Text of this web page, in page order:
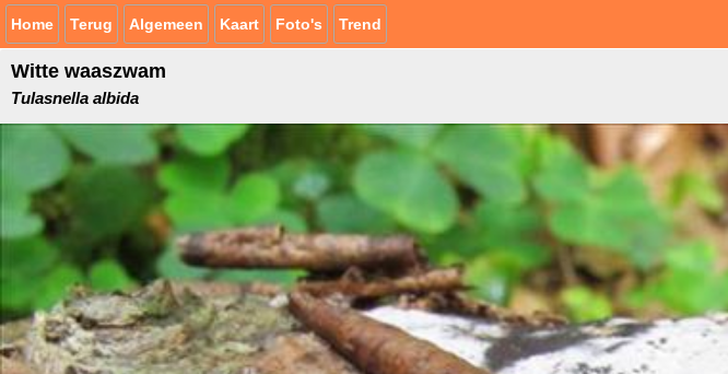
Home Terug Algemeen Kaart Foto's Trend
Witte waaszwam
Tulasnella albida